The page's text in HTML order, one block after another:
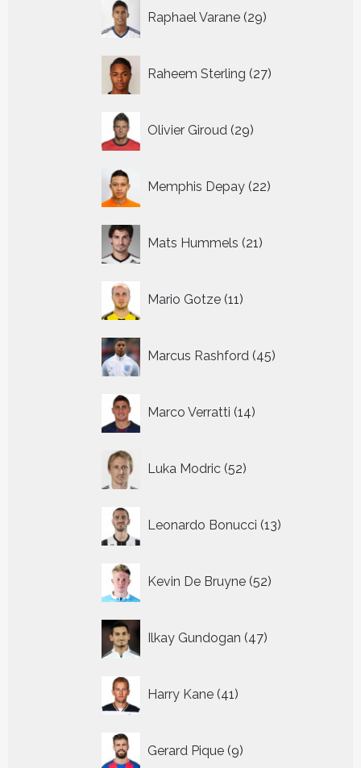
Raphael Varane 29
producten
Raheem Sterling 27
producten
Olivier Giroud 29
producten
Memphis Depay 22
producten
Mats Hummels 21
producten
Mario Gotze 11
producten
Marcus Rashford 45
producten
Marco Verratti 14
producten
Luka Modric 52
producten
Leonardo Bonucci 13
producten
Kevin De Bruyne 52
producten
Ilkay Gundogan 47
producten
Harry Kane 41
producten
Gerard Pique 9
producten